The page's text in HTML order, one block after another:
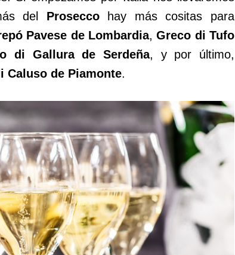
del Proseccohay más cositas para
Pavese de Lombardia,Greco di Tufo
di Gallura de Serdeña, y por último,
Caluso de Piamonte.